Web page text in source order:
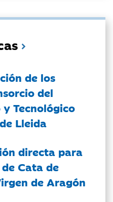
de los
del
Tecnológico
Lleida
directa para
Cata de
de Aragón